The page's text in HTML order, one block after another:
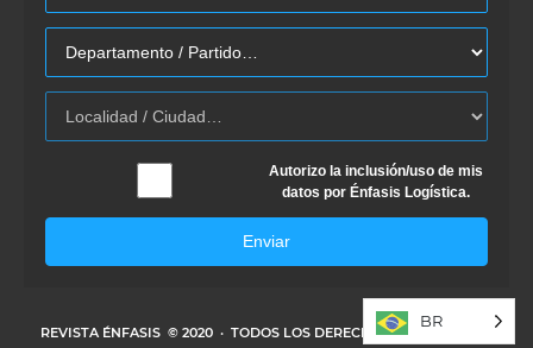
Autorizo la inclusión/uso de mis
datos por Énfasis Logística.
Enviar
REVISTA ÉNFASIS © 2020 · TODOS LOS DERECHOS RESERVADOS
BR